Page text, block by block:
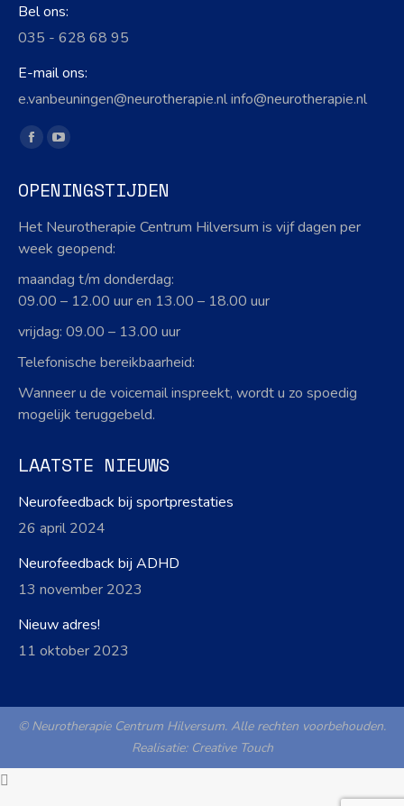
Bel ons:
035 - 628 68 95
E-mail ons:
e.vanbeuningen@neurotherapie.nl info@neurotherapie.nl
Vind ons op:
Facebook
opens
in
new
YouTube
opens
new
OPENINGSTIJDEN
Het Neurotherapie Centrum Hilversum is vijf dagen per
week geopend:
maandag t/m donderdag:
09.00 – 12.00 uur en 13.00 – 18.00 uur
vrijdag: 09.00 – 13.00 uur
Telefonische bereikbaarheid:
Wanneer u de voicemail inspreekt, wordt u zo spoedig
mogelijk teruggebeld.
LAATSTE NIEUWS
Neurofeedback bij sportprestaties
26 april 2024
Neurofeedback bij ADHD
13 november 2023
Nieuw adres!
11 oktober 2023
© Neurotherapie Centrum Hilversum. Alle rechten voorbehouden.
Realisatie: Creative Touch